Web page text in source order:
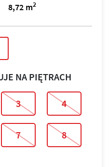
8,72 m2
NA PIĘTRACH
3 4
7 8